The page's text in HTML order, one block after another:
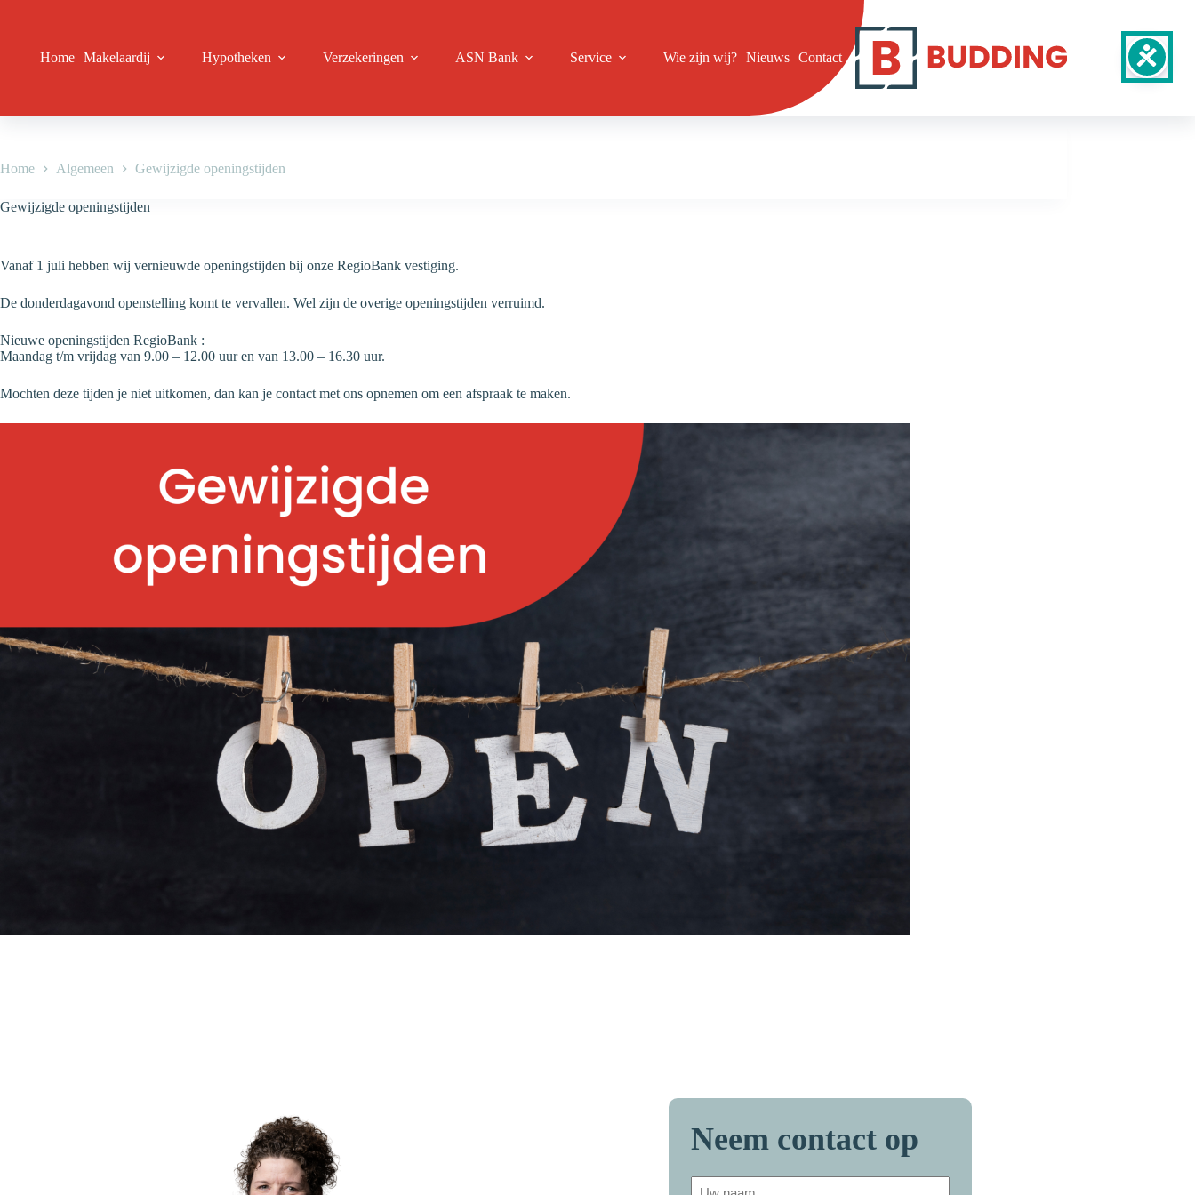
Home Makelaardij Hypotheken Verzekeringen ASN Bank Service Wie zijn wij? Nieuws Contact
Home Algemeen Gewijzigde openingstijden
Gewijzigde openingstijden
Vanaf 1 juli hebben wij vernieuwde openingstijden bij onze RegioBank vestiging.
De donderdagavond openstelling komt te vervallen. Wel zijn de overige openingstijden verruimd.
Nieuwe openingstijden RegioBank :
Maandag t/m vrijdag van 9.00 – 12.00 uur en van 13.00 – 16.30 uur.
Mochten deze tijden je niet uitkomen, dan kan je contact met ons opnemen om een afspraak te maken.
Neem contact op